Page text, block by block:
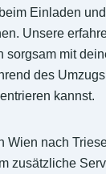
Einladen
Unsere
sorgsam mit
des
kannst.
Wien nach
zusätzliche